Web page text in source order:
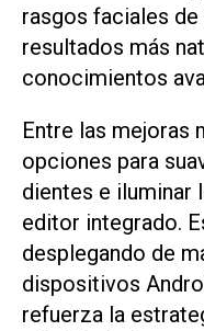
rasgos faciales
resultados más
conocimientos
Entre las mejoras
opciones para
dientes e iluminar
editor integrado.
desplegando de
dispositivos
refuerza la